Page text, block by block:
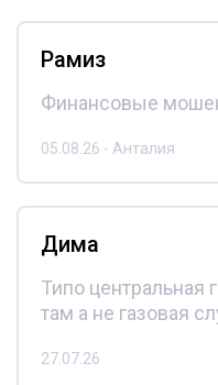
Рамиз
Финансовые
05.08.26 - Анталия
Дима
Типо центральная
там а не газовая
27.07.26